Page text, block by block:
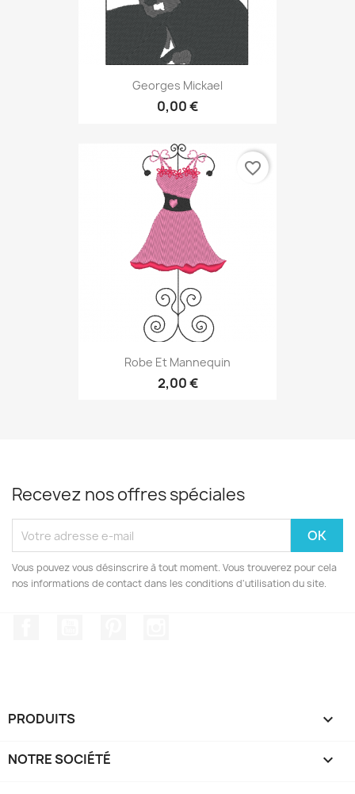
Georges Mickael
0,00 €
Robe Et Mannequin
2,00 €
favorite_border
Recevez nos offres spéciales
Vous pouvez vous désinscrire à tout moment. Vous trouverez pour cela
nos informations de contact dans les conditions d'utilisation du site.
PRODUITS 
NOTRE SOCIÉTÉ 